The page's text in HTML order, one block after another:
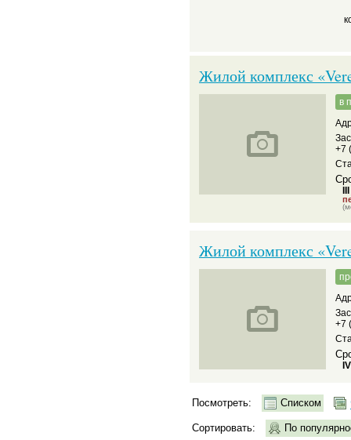
Жилой комплекс
в
+7
Жилой комплекс
+7
Посмотреть: Списком
Сортировать: По